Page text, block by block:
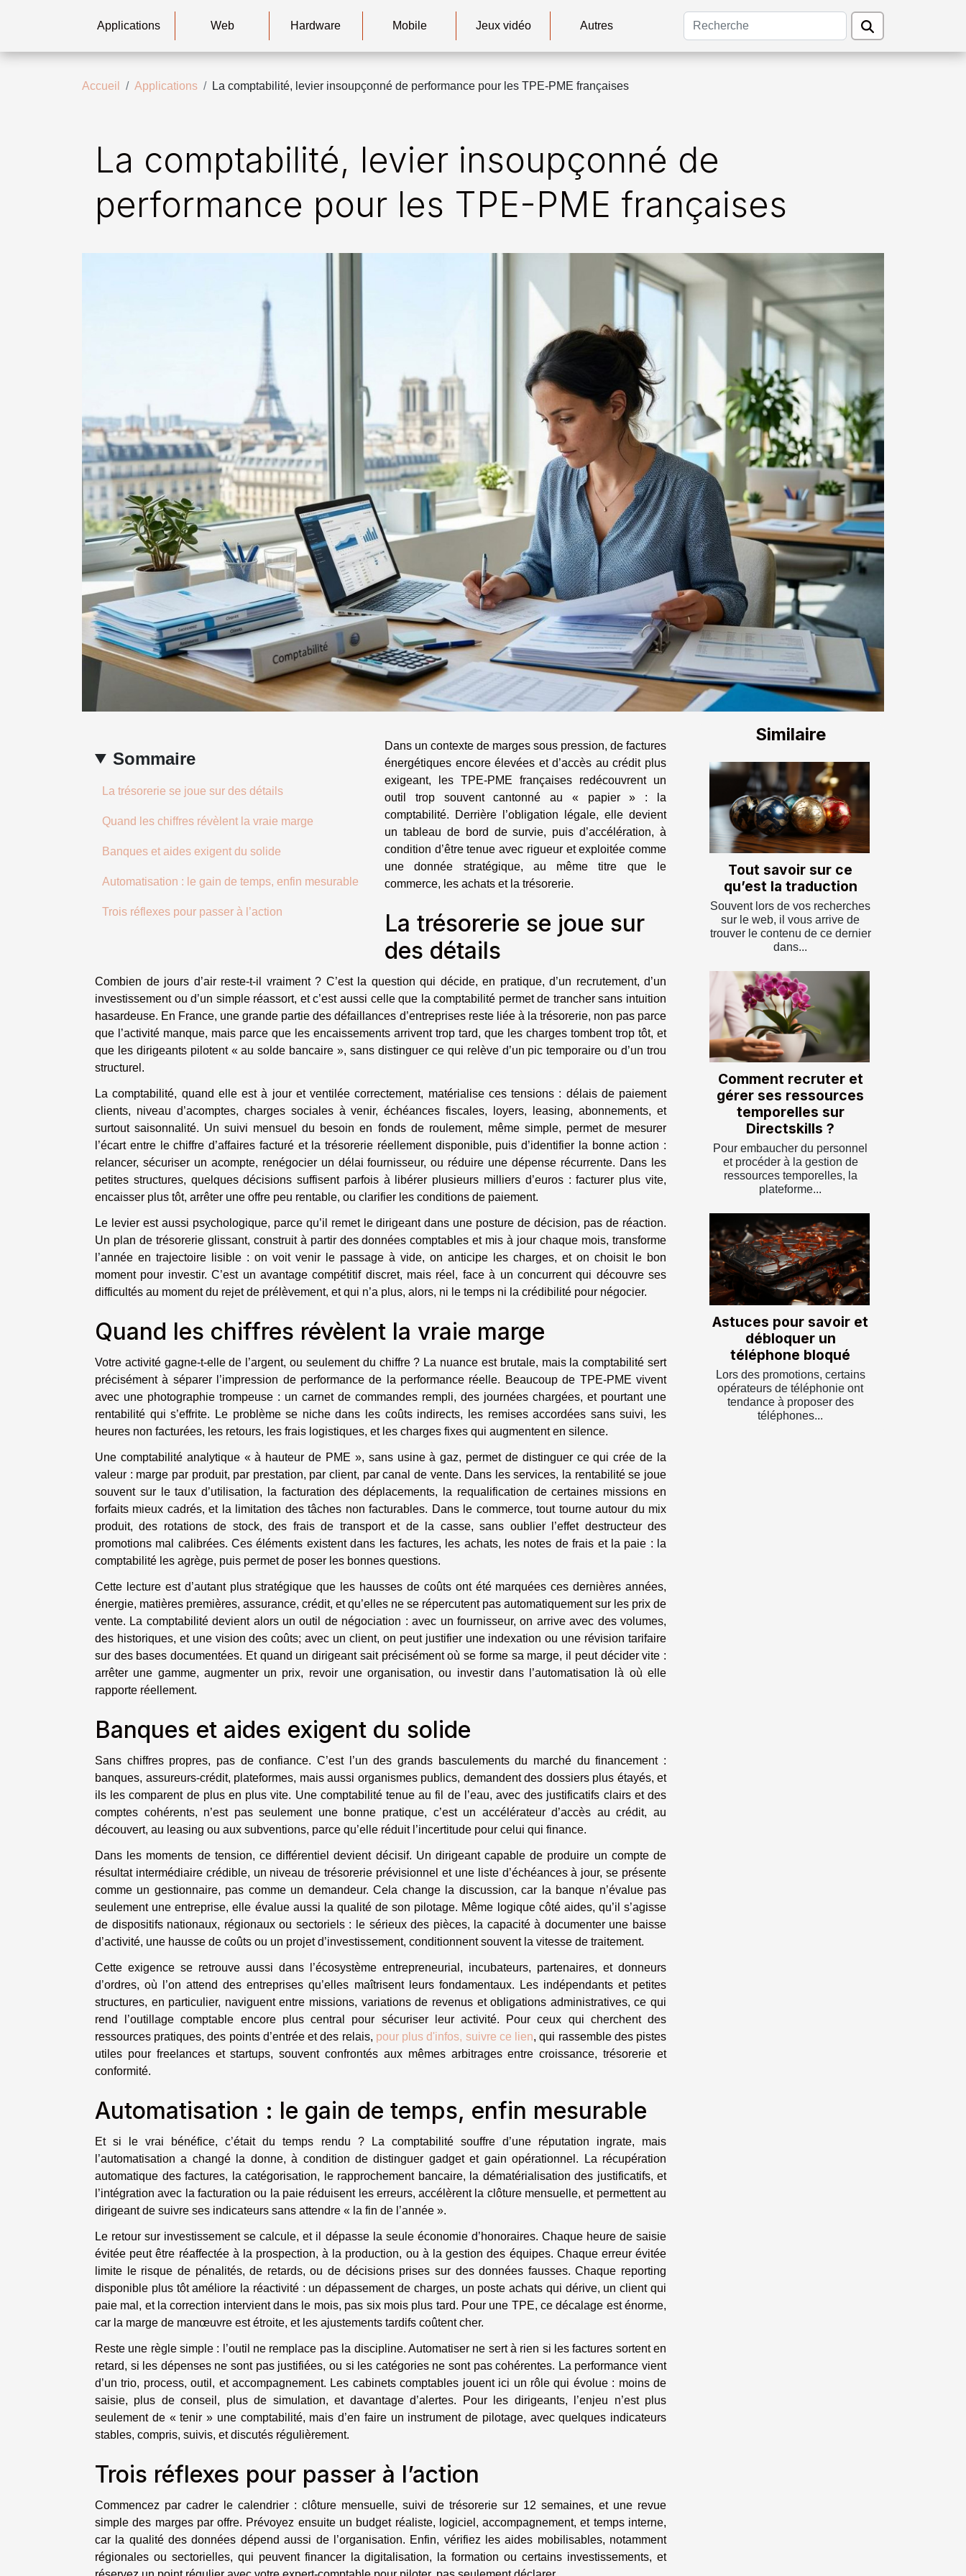
Applications Web Hardware Mobile Jeux vidéo Autres
Accueil Applications La comptabilité, levier insoupçonné de performance pour les TPE-PME françaises
La comptabilité, levier insoupçonné de
performance pour les TPE-PME françaises
Sommaire
La trésorerie se joue sur des détails
Quand les chiffres révèlent la vraie marge
Banques et aides exigent du solide
Automatisation : le gain de temps, enfin mesurable
Trois réflexes pour passer à l’action
Dans un contexte de marges sous pression, de factures
énergétiques encore élevées et d’accès au crédit plus
exigeant, les TPE-PME françaises redécouvrent un
outil trop souvent cantonné au « papier » : la
comptabilité. Derrière l’obligation légale, elle devient
un tableau de bord de survie, puis d’accélération, à
condition d’être tenue avec rigueur et exploitée comme
une donnée stratégique, au même titre que le
commerce, les achats et la trésorerie.
La trésorerie se joue sur
des détails
Combien de jours d’air reste-t-il vraiment ? C’est la question qui décide, en pratique, d’un recrutement, d’un
investissement ou d’un simple réassort, et c’est aussi celle que la comptabilité permet de trancher sans intuition
hasardeuse. En France, une grande partie des défaillances d’entreprises reste liée à la trésorerie, non pas parce
que l’activité manque, mais parce que les encaissements arrivent trop tard, que les charges tombent trop tôt, et
que les dirigeants pilotent « au solde bancaire », sans distinguer ce qui relève d’un pic temporaire ou d’un trou
structurel.
La comptabilité, quand elle est à jour et ventilée correctement, matérialise ces tensions : délais de paiement
clients, niveau d’acomptes, charges sociales à venir, échéances fiscales, loyers, leasing, abonnements, et
surtout saisonnalité. Un suivi mensuel du besoin en fonds de roulement, même simple, permet de mesurer
l’écart entre le chiffre d’affaires facturé et la trésorerie réellement disponible, puis d’identifier la bonne action :
relancer, sécuriser un acompte, renégocier un délai fournisseur, ou réduire une dépense récurrente. Dans les
petites structures, quelques décisions suffisent parfois à libérer plusieurs milliers d’euros : facturer plus vite,
encaisser plus tôt, arrêter une offre peu rentable, ou clarifier les conditions de paiement.
Le levier est aussi psychologique, parce qu’il remet le dirigeant dans une posture de décision, pas de réaction.
Un plan de trésorerie glissant, construit à partir des données comptables et mis à jour chaque mois, transforme
l’année en trajectoire lisible : on voit venir le passage à vide, on anticipe les charges, et on choisit le bon
moment pour investir. C’est un avantage compétitif discret, mais réel, face à un concurrent qui découvre ses
difficultés au moment du rejet de prélèvement, et qui n’a plus, alors, ni le temps ni la crédibilité pour négocier.
Quand les chiffres révèlent la vraie marge
Votre activité gagne-t-elle de l’argent, ou seulement du chiffre ? La nuance est brutale, mais la comptabilité sert
précisément à séparer l’impression de performance de la performance réelle. Beaucoup de TPE-PME vivent
avec une photographie trompeuse : un carnet de commandes rempli, des journées chargées, et pourtant une
rentabilité qui s’effrite. Le problème se niche dans les coûts indirects, les remises accordées sans suivi, les
heures non facturées, les retours, les frais logistiques, et les charges fixes qui augmentent en silence.
Une comptabilité analytique « à hauteur de PME », sans usine à gaz, permet de distinguer ce qui crée de la
valeur : marge par produit, par prestation, par client, par canal de vente. Dans les services, la rentabilité se joue
souvent sur le taux d’utilisation, la facturation des déplacements, la requalification de certaines missions en
forfaits mieux cadrés, et la limitation des tâches non facturables. Dans le commerce, tout tourne autour du mix
produit, des rotations de stock, des frais de transport et de la casse, sans oublier l’effet destructeur des
promotions mal calibrées. Ces éléments existent dans les factures, les achats, les notes de frais et la paie : la
comptabilité les agrège, puis permet de poser les bonnes questions.
Cette lecture est d’autant plus stratégique que les hausses de coûts ont été marquées ces dernières années,
énergie, matières premières, assurance, crédit, et qu’elles ne se répercutent pas automatiquement sur les prix de
vente. La comptabilité devient alors un outil de négociation : avec un fournisseur, on arrive avec des volumes,
des historiques, et une vision des coûts; avec un client, on peut justifier une indexation ou une révision tarifaire
sur des bases documentées. Et quand un dirigeant sait précisément où se forme sa marge, il peut décider vite :
arrêter une gamme, augmenter un prix, revoir une organisation, ou investir dans l’automatisation là où elle
rapporte réellement.
Banques et aides exigent du solide
Sans chiffres propres, pas de confiance. C’est l’un des grands basculements du marché du financement :
banques, assureurs-crédit, plateformes, mais aussi organismes publics, demandent des dossiers plus étayés, et
ils les comparent de plus en plus vite. Une comptabilité tenue au fil de l’eau, avec des justificatifs clairs et des
comptes cohérents, n’est pas seulement une bonne pratique, c’est un accélérateur d’accès au crédit, au
découvert, au leasing ou aux subventions, parce qu’elle réduit l’incertitude pour celui qui finance.
Dans les moments de tension, ce différentiel devient décisif. Un dirigeant capable de produire un compte de
résultat intermédiaire crédible, un niveau de trésorerie prévisionnel et une liste d’échéances à jour, se présente
comme un gestionnaire, pas comme un demandeur. Cela change la discussion, car la banque n’évalue pas
seulement une entreprise, elle évalue aussi la qualité de son pilotage. Même logique côté aides, qu’il s’agisse
de dispositifs nationaux, régionaux ou sectoriels : le sérieux des pièces, la capacité à documenter une baisse
d’activité, une hausse de coûts ou un projet d’investissement, conditionnent souvent la vitesse de traitement.
Cette exigence se retrouve aussi dans l’écosystème entrepreneurial, incubateurs, partenaires, et donneurs
d’ordres, où l’on attend des entreprises qu’elles maîtrisent leurs fondamentaux. Les indépendants et petites
structures, en particulier, naviguent entre missions, variations de revenus et obligations administratives, ce qui
rend l’outillage comptable encore plus central pour sécuriser leur activité. Pour ceux qui cherchent des
ressources pratiques, des points d’entrée et des relais, pour plus d'infos, suivre ce lien, qui rassemble des pistes
utiles pour freelances et startups, souvent confrontés aux mêmes arbitrages entre croissance, trésorerie et
conformité.
Automatisation : le gain de temps, enfin mesurable
Et si le vrai bénéfice, c’était du temps rendu ? La comptabilité souffre d’une réputation ingrate, mais
l’automatisation a changé la donne, à condition de distinguer gadget et gain opérationnel. La récupération
automatique des factures, la catégorisation, le rapprochement bancaire, la dématérialisation des justificatifs, et
l’intégration avec la facturation ou la paie réduisent les erreurs, accélèrent la clôture mensuelle, et permettent au
dirigeant de suivre ses indicateurs sans attendre « la fin de l’année ».
Le retour sur investissement se calcule, et il dépasse la seule économie d’honoraires. Chaque heure de saisie
évitée peut être réaffectée à la prospection, à la production, ou à la gestion des équipes. Chaque erreur évitée
limite le risque de pénalités, de retards, ou de décisions prises sur des données fausses. Chaque reporting
disponible plus tôt améliore la réactivité : un dépassement de charges, un poste achats qui dérive, un client qui
paie mal, et la correction intervient dans le mois, pas six mois plus tard. Pour une TPE, ce décalage est énorme,
car la marge de manœuvre est étroite, et les ajustements tardifs coûtent cher.
Reste une règle simple : l’outil ne remplace pas la discipline. Automatiser ne sert à rien si les factures sortent en
retard, si les dépenses ne sont pas justifiées, ou si les catégories ne sont pas cohérentes. La performance vient
d’un trio, process, outil, et accompagnement. Les cabinets comptables jouent ici un rôle qui évolue : moins de
saisie, plus de conseil, plus de simulation, et davantage d’alertes. Pour les dirigeants, l’enjeu n’est plus
seulement de « tenir » une comptabilité, mais d’en faire un instrument de pilotage, avec quelques indicateurs
stables, compris, suivis, et discutés régulièrement.
Trois réflexes pour passer à l’action
Commencez par cadrer le calendrier : clôture mensuelle, suivi de trésorerie sur 12 semaines, et une revue
simple des marges par offre. Prévoyez ensuite un budget réaliste, logiciel, accompagnement, et temps interne,
car la qualité des données dépend aussi de l’organisation. Enfin, vérifiez les aides mobilisables, notamment
régionales ou sectorielles, qui peuvent financer la digitalisation, la formation ou certains investissements, et
Similaire
Tout savoir sur ce
qu’est la traduction
Souvent lors de vos recherches
sur le web, il vous arrive de
trouver le contenu de ce dernier
dans...
Comment recruter et
gérer ses ressources
temporelles sur
Directskills ?
Pour embaucher du personnel
et procéder à la gestion de
ressources temporelles, la
plateforme...
Astuces pour savoir et
débloquer un
téléphone bloqué
Lors des promotions, certains
opérateurs de téléphonie ont
tendance à proposer des
téléphones...